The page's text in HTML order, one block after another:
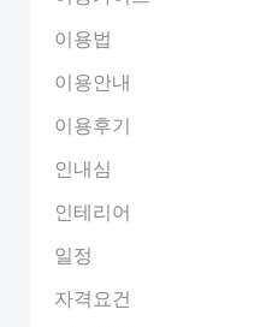
이용법
이용안내
이용후기
인내심
인테리어
일정
자격요건